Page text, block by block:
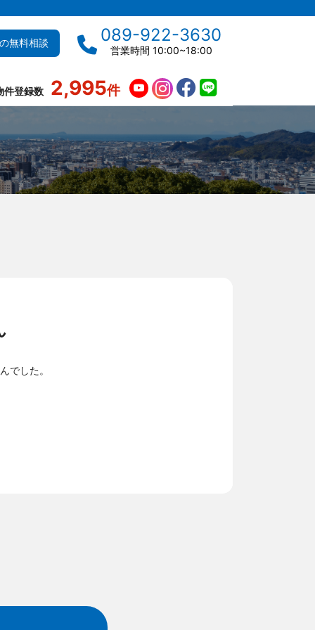
無料相談 089-922-3630
営業時間 10:00~18:00
件登録数 2,995件
でした。